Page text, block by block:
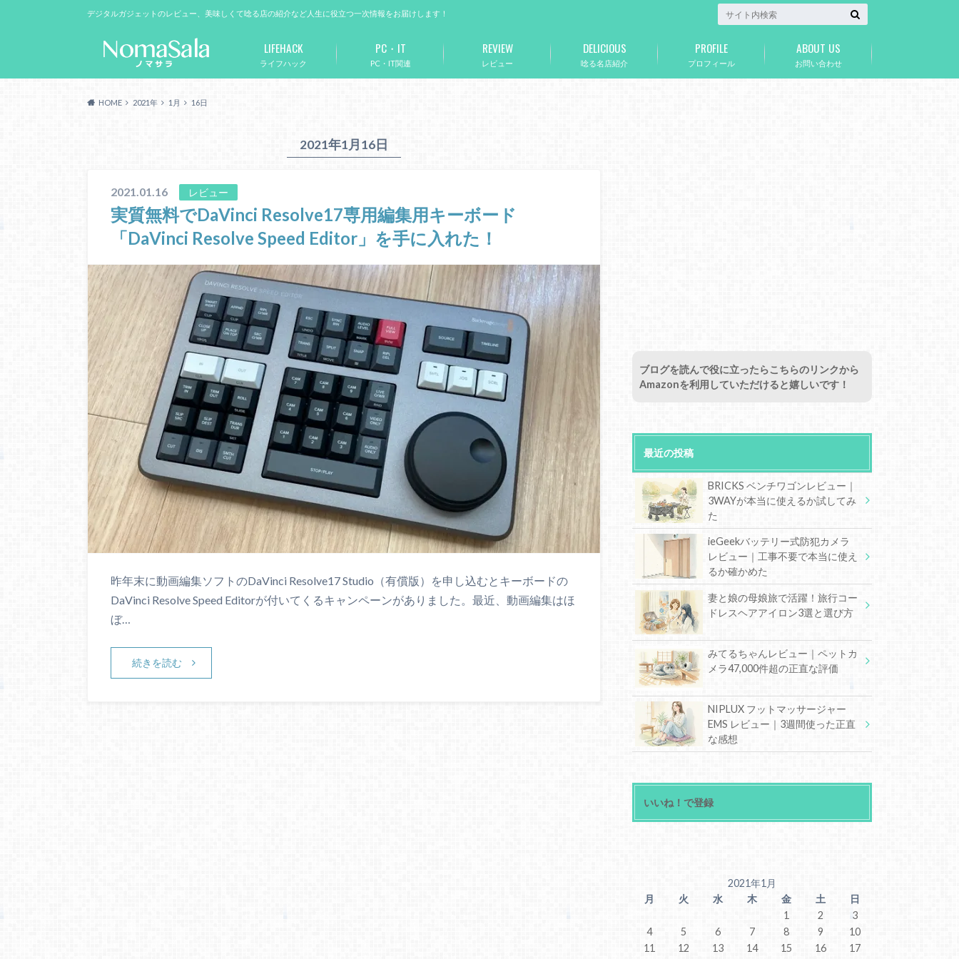
デジタルガジェットのレビュー、美味しくて唸る店の紹介など人生に役立つ一次情報をお届けします！
ライフハック
LIFEHACK
PC・IT関連
PC・IT
レビュー
REVIEW
唸る名店紹介
DELICIOUS
プロフィール
PROFILE
お問い合わせ
ABOUT US
HOME 2021年 1月 16日
2021年1月16日
2021.01.16 レビュー
実質無料でDaVinci Resolve17専用編集用キーボード
「DaVinci Resolve Speed Editor」を手に入れた！
昨年末に動画編集ソフトのDaVinci Resolve17 Studio（有償版）を申し込むとキーボードの
DaVinci Resolve Speed Editorが付いてくるキャンペーンがありました。最近、動画編集はほ
ぼ…
続きを読む
ブログを読んで役に立ったらこちらのリンクから
Amazonを利用していただけると嬉しいです！
最近の投稿
BRICKS ベンチワゴンレビュー｜
3WAYが本当に使えるか試してみ
た
ieGeekバッテリー式防犯カメラ
レビュー｜工事不要で本当に使え
るか確かめた
妻と娘の母娘旅で活躍！旅行コー
ドレスヘアアイロン3選と選び方
みてるちゃんレビュー｜ペットカ
メラ47,000件超の正直な評価
NIPLUX フットマッサージャー
EMS レビュー｜3週間使った正直
な感想
いいね！で登録
2021年1月
月
火 水 木 金 土
日
1
2
3
4
5 6 7 8 9
10
11
12 13 14 15 16
17